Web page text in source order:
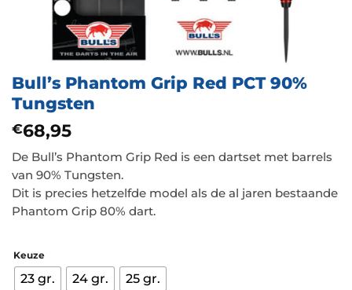
Bull’s Phantom Grip Red PCT 90%
Tungsten
€68,95
De Bull’s Phantom Grip Red is een dartset met barrels
van 90% Tungsten.
Dit is precies hetzelfde model als de al jaren bestaande
Phantom Grip 80% dart.
Keuze
23 gr. 24 gr. 25 gr.